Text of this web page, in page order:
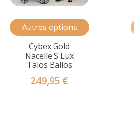
Autres options
Cybex Gold
Nacelle S Lux
Talos Balios
249,95 €